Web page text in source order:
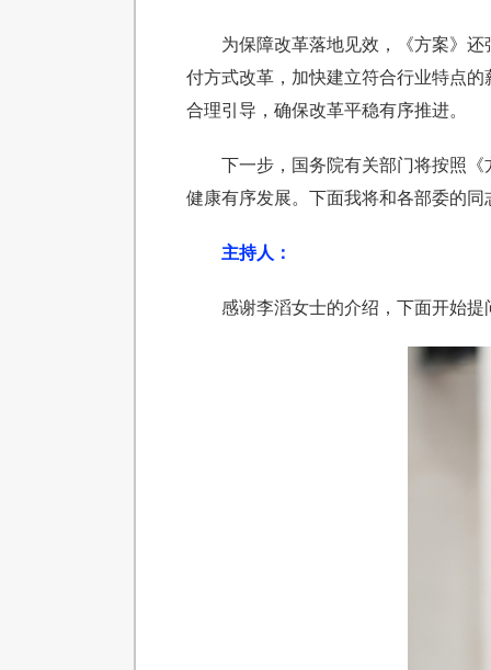
为保障改革落地见效，《方案》
付方式改革，加快建立符合行业特点
合理引导，确保改革平稳有序推进。
下一步，国务院有关部门将按照
健康有序发展。下面我将和各部委的
主持人：
感谢李滔女士的介绍，下面开始